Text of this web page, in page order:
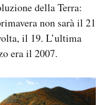
della Terra:
non sarà il 21
il 19. L’ultima
era il 2007.